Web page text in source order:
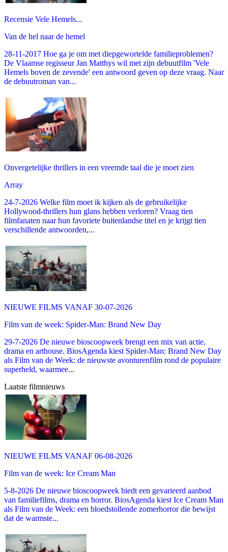
Recensie Vele Hemels...
Van de hel naar de hemel
28-11-2017 Hoe ga je om met diepgewortelde familieproblemen?
De Vlaamse regisseur Jan Matthys wil met zijn debuutfilm 'Vele
Hemels boven de zevende' een antwoord geven op deze vraag. Naar
de debuutroman van...
Onvergetelijke thrillers in een vreemde taal die je moet zien
Array
24-7-2026 Welke film moet ik kijken als de gebruikelijke
Hollywood-thrillers hun glans hebben verloren? Vraag tien
filmfanaten naar hun favoriete buitenlandse titel en je krijgt tien
verschillende antwoorden,...
NIEUWE FILMS VANAF 30-07-2026
Film van de week: Spider-Man: Brand New Day
29-7-2026 De nieuwe bioscoopweek brengt een mix van actie,
drama en arthouse. BiosAgenda kiest Spider-Man: Brand New Day
als Film van de Week: de nieuwste avonturenfilm rond de populaire
superheld, waarmee...
Laatste filmnieuws
NIEUWE FILMS VANAF 06-08-2026
Film van de week: Ice Cream Man
5-8-2026 De nieuwe bioscoopweek biedt een gevarieerd aanbod
van familiefilms, drama en horror. BiosAgenda kiest Ice Cream Man
als Film van de Week: een bloedstollende zomerhorror die bewijst
dat de warmste...